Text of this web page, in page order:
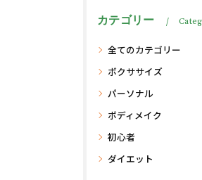
カテゴリー
全てのカテゴリー
ボクササイズ
パーソナル
ボディメイク
初心者
ダイエット